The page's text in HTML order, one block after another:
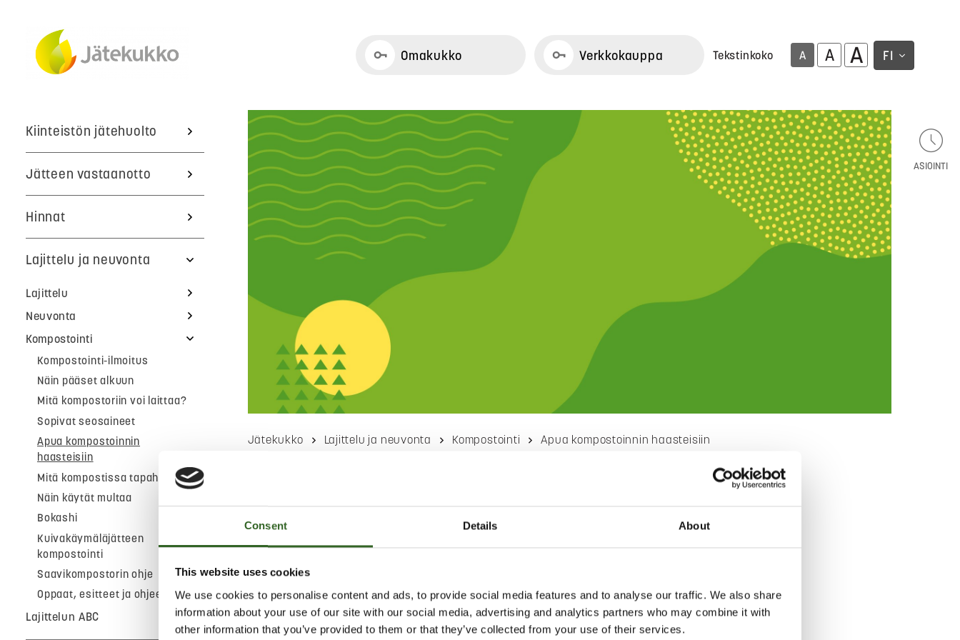
Consent Details About
This website uses cookies
We use cookies to personalise content and ads, to provide social media features and to analyse our traffic. We also share
information about your use of our site with our social media, advertising and analytics partners who may combine it with
other information that you’ve provided to them or that they’ve collected from your use of their services.
Omakukko Verkkokauppa Tekstinkoko A A A FI
Kiinteistön jätehuolto
Jätteen vastaanotto
Hinnat
Lajittelu ja neuvonta
Lajittelu
Neuvonta
Kompostointi
Kompostointi-ilmoitus
Näin pääset alkuun
Mitä kompostoriin voi laittaa?
Sopivat seosaineet
Apua kompostoinnin
haasteisiin
Mitä kompostissa tapahtuu?
Näin käytät multaa
Bokashi
Kuivakäymäläjätteen
kompostointi
Saavikompostorin ohje
Oppaat, esitteet ja ohjeet
Lajittelun ABC
ASIOINTI
Jätekukko Lajittelu ja neuvonta Kompostointi Apua kompostoinnin haasteisiin
haasteisiin
Kompostissa jäte hajoaa samalla tavalla kuin luonnossa maan pinnalla.
Hajoaminen on nopeaa, koska kompostissa olosuhteet ovat hajoamiselle
paremmat kuin luonnossa. Kompostissa on pieneliöitä, bakteereita, sieniä ja
sädesieniä. Ne hajottavat kaiken eloperäisen jätteen muhevaksi mullaksi,